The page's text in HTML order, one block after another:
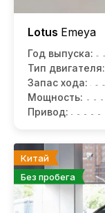
Lotus Emeya
Год выпуска:
Тип двигателя:
Запас хода:
Мощность:
Привод:
Китай
Без пробега